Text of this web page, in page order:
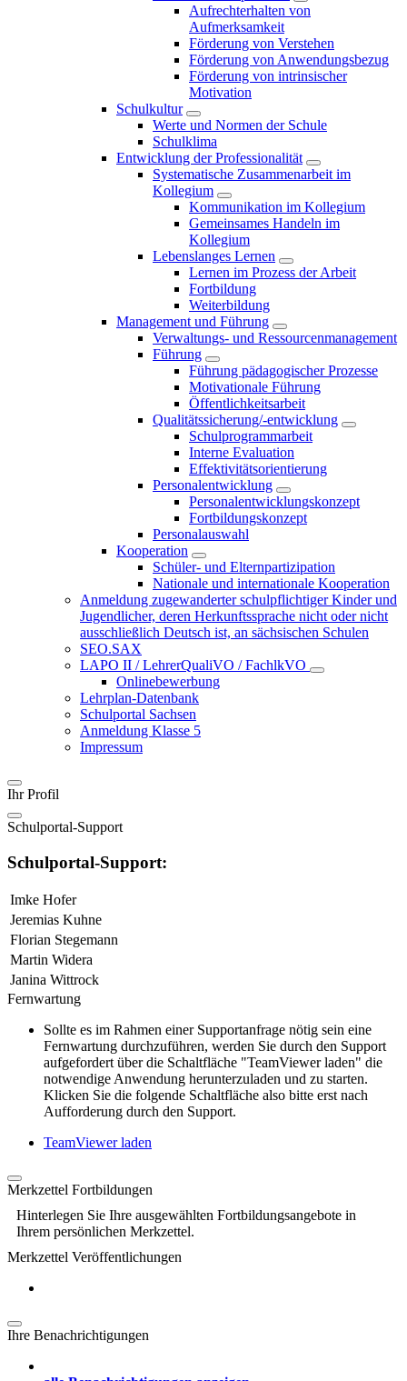
Aufrechterhalten von
Aufmerksamkeit
Förderung von Verstehen
Förderung von Anwendungsbezug
Förderung von intrinsischer
Motivation
Schulkultur
Werte und Normen der Schule
Schulklima
Entwicklung der Professionalität
Systematische Zusammenarbeit im
Kollegium
Kommunikation im Kollegium
Gemeinsames Handeln im
Kollegium
Lebenslanges Lernen
Lernen im Prozess der Arbeit
Fortbildung
Weiterbildung
Management und Führung
Verwaltungs- und Ressourcenmanagement
Führung
Führung pädagogischer Prozesse
Motivationale Führung
Öffentlichkeitsarbeit
Qualitätssicherung/-entwicklung
Schulprogrammarbeit
Interne Evaluation
Effektivitätsorientierung
Personalentwicklung
Personalentwicklungskonzept
Fortbildungskonzept
Personalauswahl
Kooperation
Schüler- und Elternpartizipation
Nationale und internationale Kooperation
Anmeldung zugewanderter schulpflichtiger Kinder und
Jugendlicher, deren Herkunftssprache nicht oder nicht
ausschließlich Deutsch ist, an sächsischen Schulen
SEO.SAX
LAPO II / LehrerQualiVO / FachlkVO
Onlinebewerbung
Lehrplan-Datenbank
Schulportal Sachsen
Anmeldung Klasse 5
Impressum
Ihr Profil
Schulportal-Support
Schulportal-Support:
Imke Hofer
Jeremias Kuhne
Florian Stegemann
Martin Widera
Janina Wittrock
Fernwartung
Sollte es im Rahmen einer Supportanfrage nötig sein eine
Fernwartung durchzuführen, werden Sie durch den Support
aufgefordert über die Schaltfläche "TeamViewer laden" die
notwendige Anwendung herunterzuladen und zu starten.
Klicken Sie die folgende Schaltfläche also bitte erst nach
Aufforderung durch den Support.
TeamViewer laden
Merkzettel Fortbildungen
Hinterlegen Sie Ihre ausgewählten Fortbildungsangebote in
Ihrem persönlichen Merkzettel.
Merkzettel Veröffentlichungen
Ihre Benachrichtigungen